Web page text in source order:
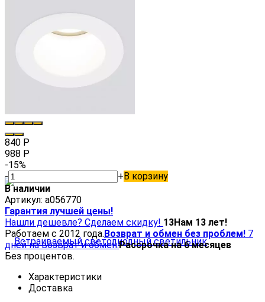
840 Р
988 Р
-15%
-
+В корзину
В наличии
Артикул: a056770
Гарантия лучшей цены!
Нашли дешевле? Сделаем скидку! 13Нам 13 лет!
Работаем с 2012 года.Возврат и обмен без проблем! 7
дней на возврат и обмен.Рассрочка на 6 месяцев
Без процентов.
Характеристики
Доставка